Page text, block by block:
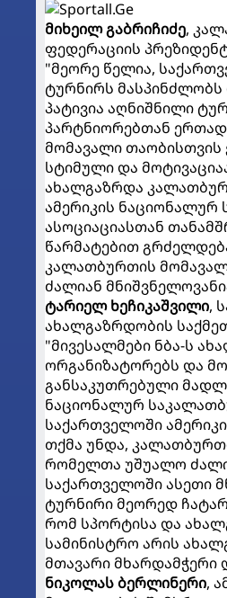
მიხეილ გაბრიჩიძე,
ფედერაციის
"მეორე წელია,
ტურნირს მასპინძლობს
პატივია აღნიშნილი
პარტნიორებთან ერთად
მომავალი
სტიმული და
ახალგაზრდა
ამერიკის
ასოციაციასთან
წარმატებით
კალათბურთის
ძალიან
ტარიელ ხეჩიკაშვილი,
ახალგაზრდობის
"მივესალმები ნბა-ს
ორგანიზატორებს და
განსაკუთრებული
ნაციონალურ
საქართველოში
თქმა უნდა,
რომელთა უშუალო
საქართველოში ასეთი
ტურნირი მეორედ
რომ სპორტისა და
სამინისტრო არის
მთავარი მხარდამჭერი
ნიკოლას ბერლინერი,